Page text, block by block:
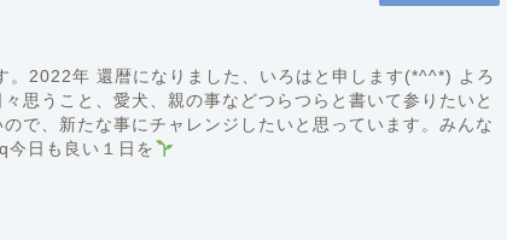
。2022年 還暦になりました、いろはと申します(*^^*) よろ
思うこと、愛犬、親の事などつらつらと書いて参りたいと
で、新たな事にチャレンジしたいと思っています。みんな
日も良い１日を